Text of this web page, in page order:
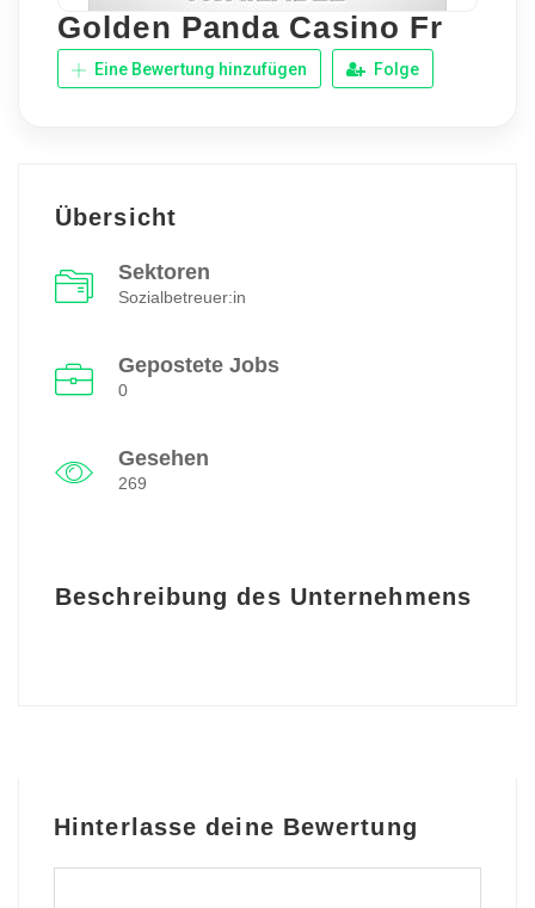
Golden Panda Casino Fr
Eine Bewertung hinzufügen Folge
Übersicht
Sektoren
Sozialbetreuer:in
Gepostete Jobs
0
Gesehen
269
Beschreibung des Unternehmens
Hinterlasse deine Bewertung